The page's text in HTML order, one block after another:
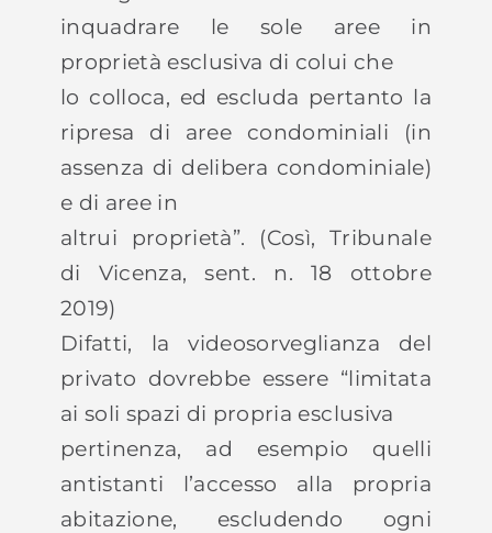
inquadrare le sole aree in
proprietà esclusiva di colui che
lo colloca, ed escluda pertanto la
ripresa di aree condominiali (in
assenza di delibera condominiale)
e di aree in
altrui proprietà”. (Così, Tribunale
di Vicenza, sent. n. 18 ottobre
2019)
Difatti, la videosorveglianza del
privato dovrebbe essere “limitata
ai soli spazi di propria esclusiva
pertinenza, ad esempio quelli
antistanti l’accesso alla propria
abitazione, escludendo ogni